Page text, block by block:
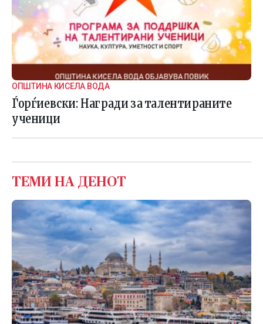
ОПШТИНА КИСЕЛА ВОДА
Ѓорѓиевски: Награди за талентираните
ученици
ТЕМИ НА ДЕНОТ